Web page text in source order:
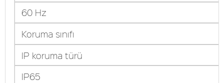
60 Hz
Koruma sınıfı
IP koruma türü
IP65